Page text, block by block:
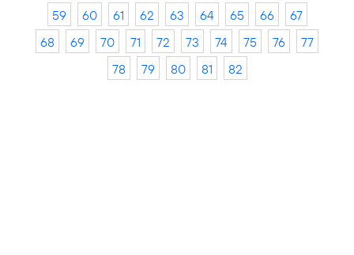
59
60 61 62 63 64 65 66
67
68
69 70 71 72 73 74 75 76
77
78
79 80 81 82